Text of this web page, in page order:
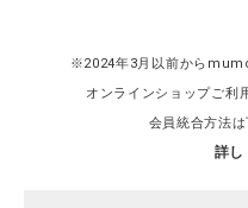
※2024年3月以前から
オンラインショップご利
会員統合方法は
詳し